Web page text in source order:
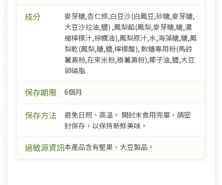
成分
麥芽糖,杏仁條,白豆沙(白鳳豆,砂糖,麥芽糖,
大豆沙拉油,鹽) ,鳳梨餡(鳳梨,麥芽糖,糖,濃
縮檸檬汁,棕櫚油),鳳梨原汁,水,海藻糖,糖,鳳
梨乾(鳳梨,糖,鹽,檸檬酸), 軟糖專用粉(馬鈴
薯澱粉,在來米粉,樹薯澱粉),椰子油,鹽,大豆
卵磷脂
保存期限 6個月
保存方法
避免日照、高溫。 開封未食用完畢，請密
封保存，以保持新鮮美味。
過敏源資訊本產品含有堅果、大豆製品。